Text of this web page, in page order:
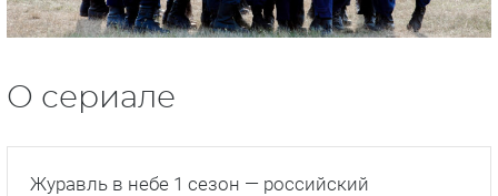
О сериале
Журавль в небе 1 сезон — российский